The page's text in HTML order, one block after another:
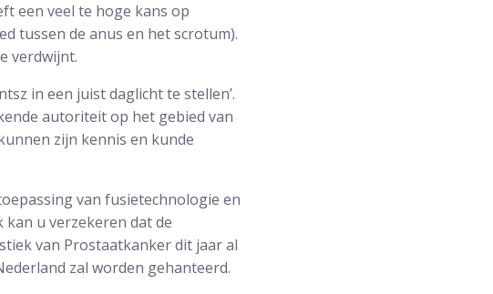
een veel te hoge kans op
tussen de anus en het scrotum).
verdwijnt.
in een juist daglicht te stellen’.
autoriteit op het gebied van
zijn kennis en kunde
van fusietechnologie en
u verzekeren dat de
van Prostaatkanker dit jaar al
zal worden gehanteerd.